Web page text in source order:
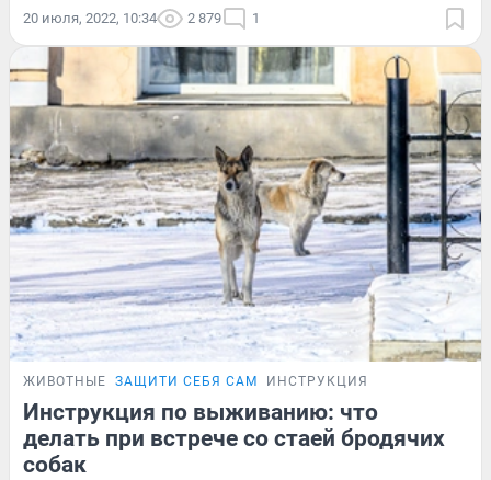
20 июля, 2022, 10:34 2 879 1
ЖИВОТНЫЕ ЗАЩИТИ СЕБЯ САМ ИНСТРУКЦИЯ
Инструкция по выживанию: что
делать при встрече со стаей бродячих
собак